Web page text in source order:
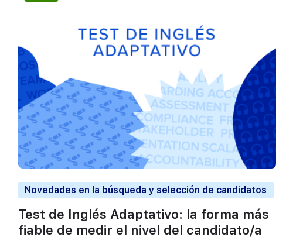
Novedades en la búsqueda y selección de candidatos
Test de Inglés Adaptativo: la forma más
fiable de medir el nivel del candidato/a